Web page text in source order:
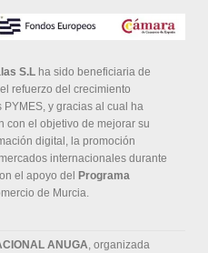
S.L ha sido beneficiaria de
refuerzo del crecimiento
y gracias al cual ha
con el objetivo de mejorar su
digital, la promoción
internacionales durante
el apoyo del
Programa
de Murcia.
ANUGA, organizada